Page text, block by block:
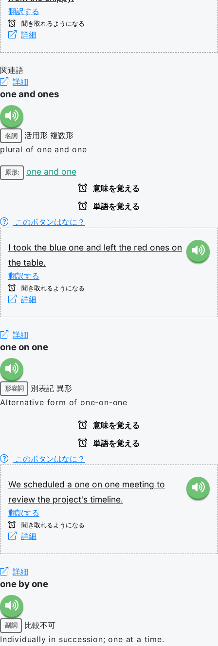
翻訳する
聞き取れるようになる
詳細
関連語
詳細
one and ones
名詞 活用形 複数形
plural of one and one
原形: one and one
意味を覚える
単語を覚える
このボタンはなに？
I took the blue one and left the red ones on
the table.
翻訳する
聞き取れるようになる
詳細
詳細
one on one
形容詞 別表記 異形
Alternative form of one-on-one
意味を覚える
単語を覚える
このボタンはなに？
We scheduled a one on one meeting to
review the project's timeline.
翻訳する
聞き取れるようになる
詳細
詳細
one by one
副詞
比較不可
Individually in succession; one at a time.